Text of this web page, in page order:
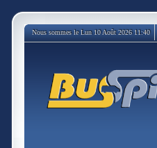
Nous sommes le Lun 10 Août 2026 11:40